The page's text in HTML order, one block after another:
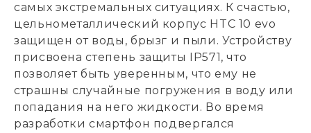
самых экстремальных ситуациях. К счастью,
цельнометаллический корпус HTC 10 evo
защищен от воды, брызг и пыли. Устройству
присвоена степень защиты IP571, что
позволяет быть уверенным, что ему не
страшны случайные погружения в воду или
попадания на него жидкости. Во время
разработки смартфон подвергался